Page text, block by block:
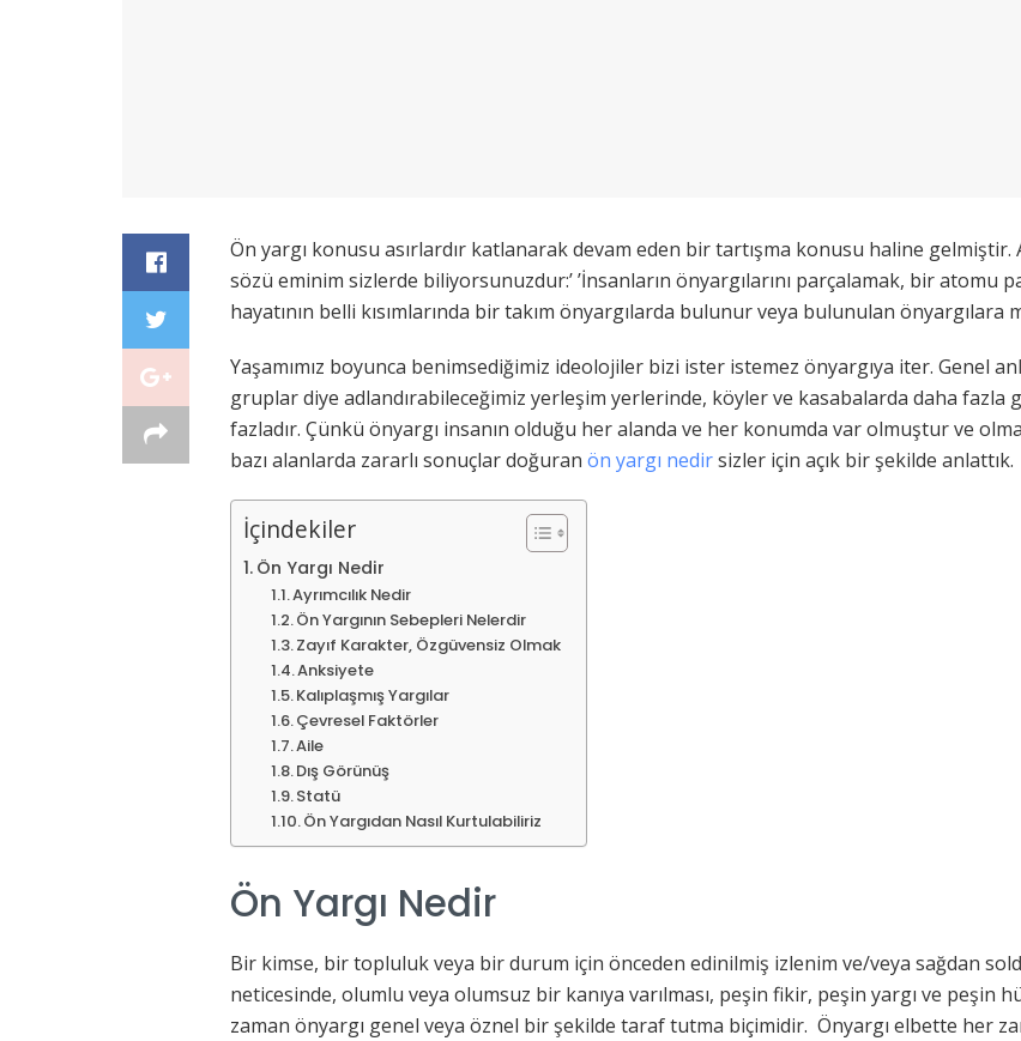
Ön yargı konusu asırlardır katlanarak devam eden bir tartışma konusu haline
sözü eminim sizlerde biliyorsunuzdur:’ ’İnsanların önyargılarını parçalamak, bir atomu
hayatının belli kısımlarında bir takım önyargılarda bulunur veya bulunulan önyargılara
Yaşamımız boyunca benimsediğimiz ideolojiler bizi ister istemez önyargıya iter. Genel
gruplar diye adlandırabileceğimiz yerleşim yerlerinde, köyler ve kasabalarda daha
fazladır. Çünkü önyargı insanın olduğu her alanda ve her konumda var olmuştur ve
bazı alanlarda zararlı sonuçlar doğuran ön yargı nedirsizler için açık bir şekilde anlattık.
İçindekiler
Ön Yargı Nedir
Ayrımcılık Nedir
Ön Yargının Sebepleri Nelerdir
Zayıf Karakter, Özgüvensiz Olmak
Anksiyete
Kalıplaşmış Yargılar
Çevresel Faktörler
Aile
Dış Görünüş
Statü
Ön Yargıdan Nasıl Kurtulabiliriz
Ön Yargı Nedir
Bir kimse, bir topluluk veya bir durum için önceden edinilmiş izlenim ve/veya sağdan
neticesinde, olumlu veya olumsuz bir kanıya varılması, peşin fikir, peşin yargı ve peşin
zaman önyargı genel veya öznel bir şekilde taraf tutma biçimidir. Önyargı elbette her